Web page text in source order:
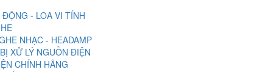
ĐỘNG - LOA VI TÍNH
NHẠC - HEADAMP
XỬ LÝ NGUỒN ĐIỆN
CHÍNH HÃNG